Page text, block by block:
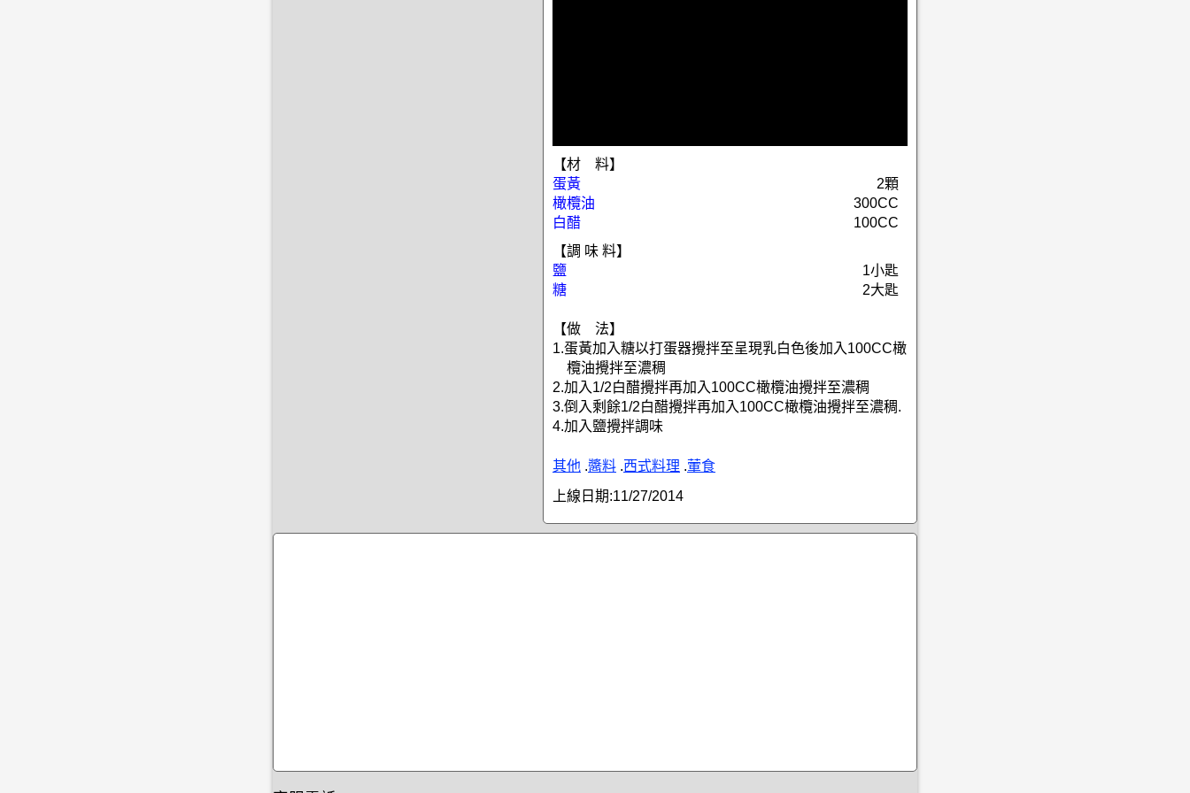
【材 料】
蛋黃
2顆
橄欖油
300CC
白醋
100CC
【調 味 料】
鹽
1小匙
糖
2大匙
【做 法】
1.蛋黃加入糖以打蛋器攪拌至呈現乳白色後加入100CC橄
欖油攪拌至濃稠
2.加入1/2白醋攪拌再加入100CC橄欖油攪拌至濃稠
3.倒入剩餘1/2白醋攪拌再加入100CC橄欖油攪拌至濃稠.
4.加入鹽攪拌調味
其他 .醬料 .西式料理 .葷食
上線日期:11/27/2014